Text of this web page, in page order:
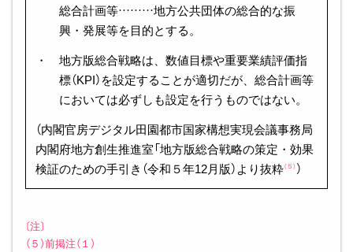
総合計画等………地方公共団体の総合的な振
興・発展等を目的とする。
・ 地方版総合戦略は、数値目標や重要業績評価指
標（KPI）を設定することが適切だが、総合計画等
においては必ずしも設定を行うものではない。
（内閣官房デジタル田園都市国家構想実現会議事務局
内閣府地方創生推進室「地方版総合戦略の策定・効果
検証のための手引き（令和５年12月版）より抜粋（５））
〔注〕
（５）前掲注（１）